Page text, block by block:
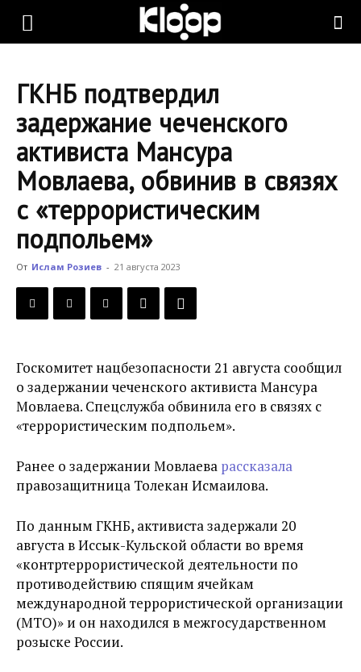
KLOOP.KG
Новости
Кыргызстана
ГКНБ подтвердил
задержание чеченского
активиста Мансура
Мовлаева, обвинив в связях
с «террористическим
подпольем»
От Ислам Розиев - 21 августа 2023
Госкомитет нацбезопасности 21 августа сообщил
о задержании чеченского активиста Мансура
Мовлаева. Спецслужба обвинила его в связях с
«террористическим подпольем».
Ранее о задержании Мовлаева рассказала
правозащитница Толекан Исмаилова.
По данным ГКНБ, активиста задержали 20
августа в Иссык-Кульской области во время
«контртеррористической деятельности по
противодействию спящим ячейкам
международной террористической организации
(МТО)» и он находился в межгосударственном
розыске России.